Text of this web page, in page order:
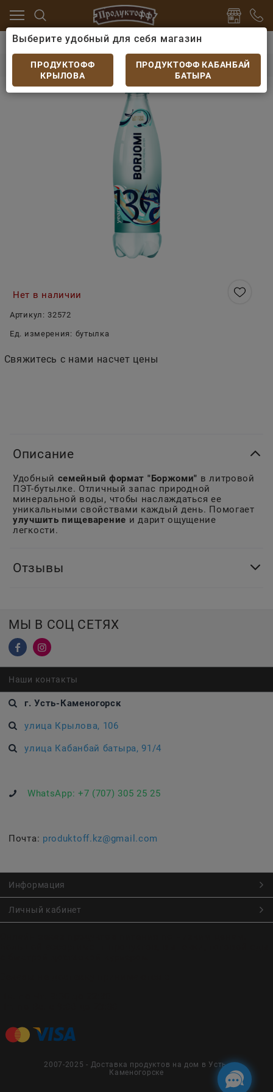
Минеральная вода
Минеральная вода
Минеральная вода Боржоми ПЭТ 1л
Нет в наличии
Артикул: 32572
Ед. измерения: бутылка
Свяжитесь с нами насчет цены
Описание
Удобный семейный формат "Боржоми" в литровой
ПЭТ-бутылке. Отличный запас природной
минеральной воды, чтобы наслаждаться ее
уникальными свойствами каждый день. Помогает
улучшить пищеварение и дарит ощущение
легкости.
Отзывы
МЫ В СОЦ СЕТЯХ
Наши контакты
г. Усть-Каменогорск
улица Крылова, 106
улица Кабанбай батыра, 91/4
WhatsApp: +7 (707) 305 25 25
Почта: produktoff.kz@gmail.com
Информация
Личный кабинет
2007-2025 - Доставка продуктов на дом в Усть-
Каменогорске
Выберите удобный для себя магазин
ПРОДУКТОФФ
КРЫЛОВА
ПРОДУКТОФФ КАБАНБАЙ
БАТЫРА